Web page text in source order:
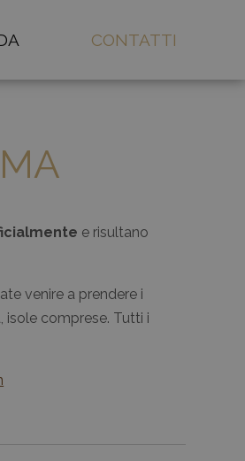
CONTATTI
e risultano
venire a prendere i
isole comprese. Tutti i